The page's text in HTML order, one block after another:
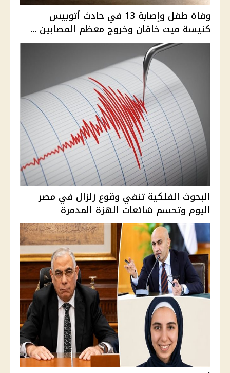
وفاة طفل وإصابة 13 في حادث أتوبيس
كنيسة ميت خاقان وخروج معظم المصابين ...
البحوث الفلكية تنفي وقوع زلزال في مصر
اليوم وتحسم شائعات الهزة المدمرة